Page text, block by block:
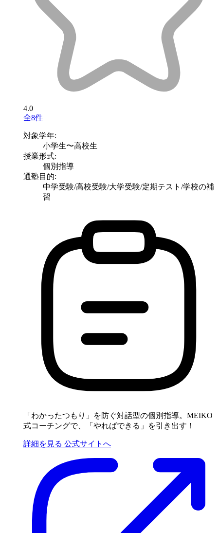
4.0
全8件
対象学年:
小学生〜高校生
授業形式:
個別指導
通塾目的:
中学受験/高校受験/大学受験/定期テスト/学校の補
習
「わかったつもり」を防ぐ対話型の個別指導。MEIKO
式コーチングで、「やればできる」を引き出す！
詳細を見る 公式サイトへ